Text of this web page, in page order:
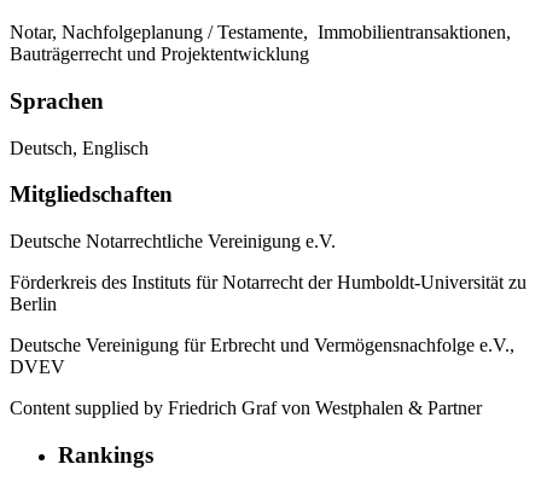
Notar, Nachfolgeplanung / Testamente, Immobilientransaktionen,
Bauträgerrecht und Projektentwicklung
Sprachen
Deutsch, Englisch
Mitgliedschaften
Deutsche Notarrechtliche Vereinigung e.V.
Förderkreis des Instituts für Notarrecht der Humboldt-Universität zu
Berlin
Deutsche Vereinigung für Erbrecht und Vermögensnachfolge e.V.,
DVEV
Content supplied by Friedrich Graf von Westphalen & Partner
Rankings